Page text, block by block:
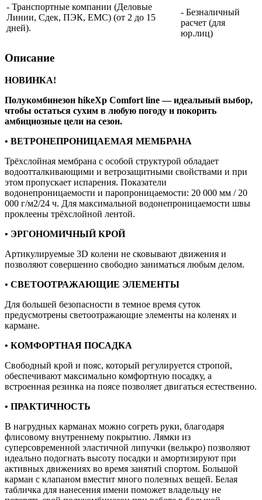
- Транспортные компании (Деловые
Линии, Сдек, ПЭК, ЕМС) (от 2 до 15
дней).
- Безналичный
расчет (для
юр.лиц)
Описание
НОВИНКА!
Полукомбинезон hikeXp Comfort line — идеальный выбор,
чтобы остаться сухим в любую погоду и покорить
амбициозные цели на сезон.
• ВЕТРОНЕПРОНИЦАЕМАЯ МЕМБРАНА
Трёхслойная мембрана с особой структурой обладает
водоотталкивающими и ветрозащитными свойствами и при
этом пропускает испарения. Показатели
водонепроницаемости и паропроницаемости: 20 000 мм / 20
000 г/м2/24 ч. Для максимальной водонепроницаемости швы
проклеены трёхслойной лентой.
• ЭРГОНОМИЧНЫЙ КРОЙ
Артикулируемые 3D колени не сковывают движения и
позволяют совершенно свободно заниматься любым делом.
• СВЕТООТРАЖАЮЩИЕ ЭЛЕМЕНТЫ
Для большей безопасности в темное время суток
предусмотрены светоотражающие элементы на коленях и
кармане.
• КОМФОРТНАЯ ПОСАДКА
Свободный крой и пояс, который регулируется стропой,
обеспечивают максимально комфортную посадку, а
встроенная резинка на поясе позволяет двигаться естественно.
• ПРАКТИЧНОСТЬ
В нагрудных карманах можно согреть руки, благодаря
флисовому внутреннему покрытию. Лямки из
суперсовременной эластичной липучки (велькро) позволяют
идеально подогнать высоту посадки и амортизируют при
активных движениях во время занятий спортом. Большой
карман с клапаном вместит много полезных вещей. Белая
табличка для нанесения имени поможет владельцу не